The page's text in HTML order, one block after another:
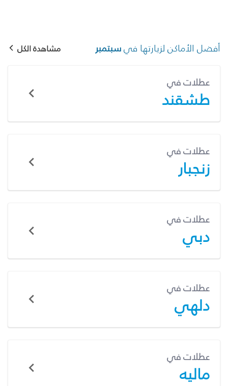
أفضل الأماكن لزيارتها فيسبتمبر مشاهدة الكل
عطلات في
طشقند
عطلات في
زنجبار
عطلات في
دبي
عطلات في
دلهي
عطلات في
ماليه